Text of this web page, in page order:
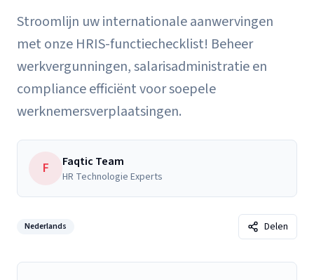
Stroomlijn uw internationale aanwervingen
met onze HRIS-functiechecklist! Beheer
werkvergunningen, salarisadministratie en
compliance efficiënt voor soepele
werknemersverplaatsingen.
F Faqtic Team
HR Technologie Experts
Nederlands Delen